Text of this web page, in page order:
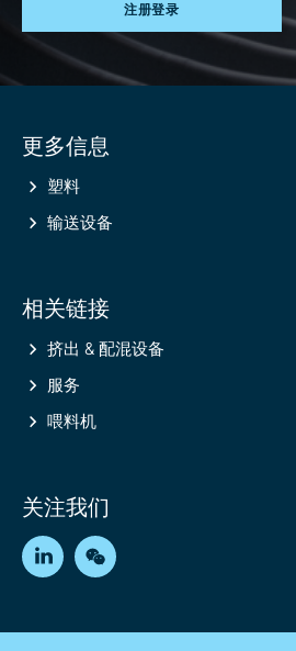
注册登录
information
更多信息
塑料
输送设备
相关链接
挤出 & 配混设备
服务
喂料机
关注我们
LinkedIn